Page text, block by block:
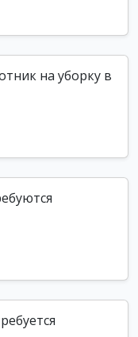
на уборку в